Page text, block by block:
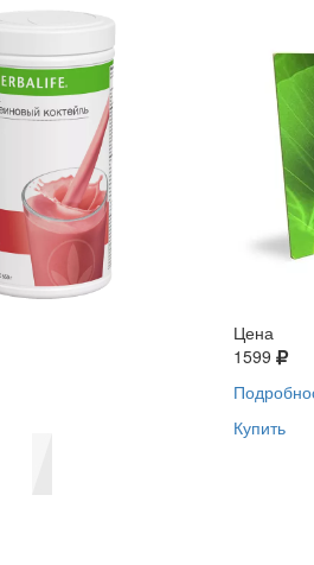
Цена
1599
Купить